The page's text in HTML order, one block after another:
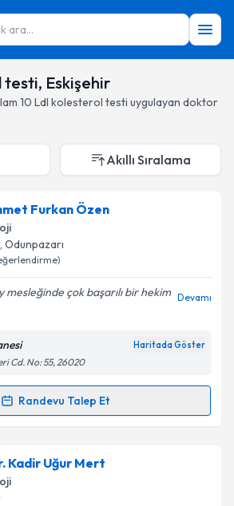
ara...
Eskişehir
10 Ldl kolesterol testi uygulayan doktor
Akıllı Sıralama
Furkan Özen
, Odunpazarı
çok başarılı bir hekim Devamı
Haritada Göster
Cd. No: 55, 26020
Randevu Talep Et
Talebi
Özeniçin randevu takvimi talebi
uzmandan randevu almanız için bir
e-posta ile bilgilendireceğiz.
Kadir Uğur Mert